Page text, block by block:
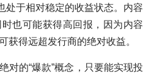
处于相对稳定的收益状态。内容
也可能获得高回报，因为内容
获得远超发行商的绝对收益。
对的“爆款”概念，只要能实现投